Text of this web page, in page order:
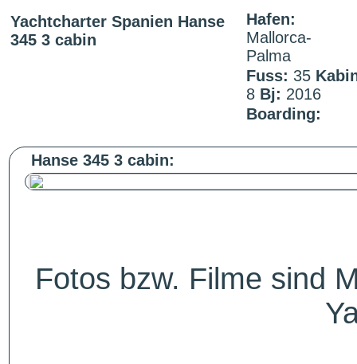
Yachtcharter Spanien Hanse
345 3 cabin
Hafen:
Mallorca-
Palma
Fuss: 35
8 Bj: 2016
Boarding:
Hanse 345 3 cabin:
Fotos bzw. Filme sind